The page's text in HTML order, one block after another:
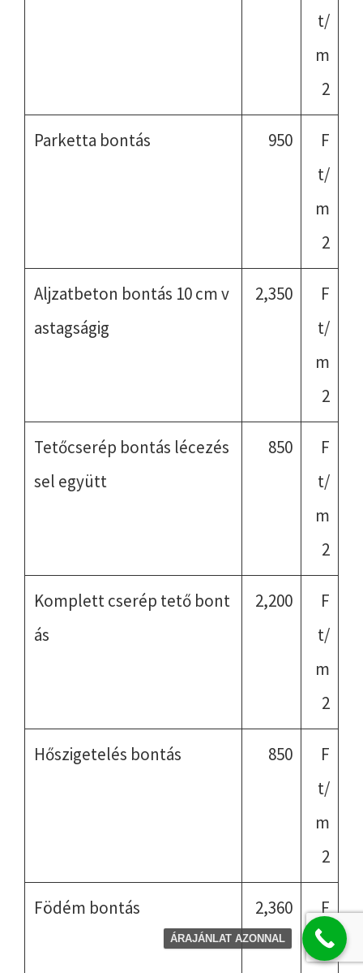
t/
m
2
Parketta bontás 950
F
t/
m
2
Aljzatbeton bontás 10 cm v
astagságig
2,350
F
t/
m
2
Tetőcserép bontás lécezés
sel együtt
850
F
t/
m
2
Komplett cserép tető bont
ás
2,200
F
t/
m
2
Hőszigetelés bontás 850
F
t/
m
2
Födém bontás 2,360
F
t/
ÁRAJÁNLAT AZONNAL